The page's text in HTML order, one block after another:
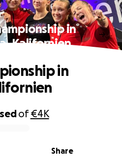
in
Kalifornien
of€4K
Share
in